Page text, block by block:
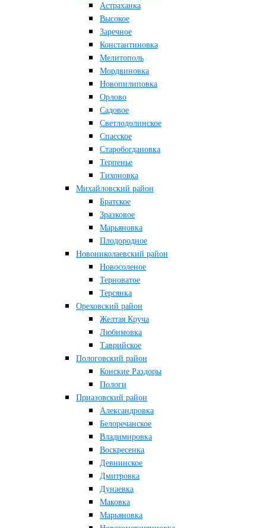
Астраханка
Высокое
Заречное
Константиновка
Мелитополь
Мордвиновка
Новопилиповка
Орлово
Садовое
Светлодолинское
Спасское
Старобогдановка
Терпенье
Тихоновка
Михайловский район
Братское
Зразковое
Марьяновка
Плодородное
Новониколаевский район
Новосоленое
Терноватое
Терсянка
Ореховский район
Желтая Круча
Любимовка
Таврийское
Пологовский район
Конские Раздоры
Пологи
Приазовский район
Александровка
Белоречанское
Владимировка
Воскресенка
Девнинское
Дмитровка
Дунаевка
Маковка
Марьяновка